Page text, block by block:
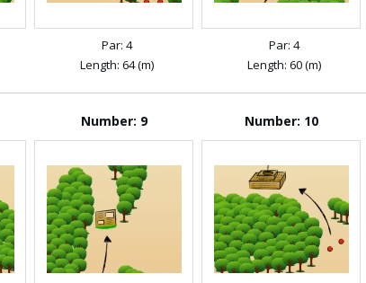
Par: 4
Length: 64 (m)
Par: 4
Length: 60 (m)
Number: 9 Number: 10